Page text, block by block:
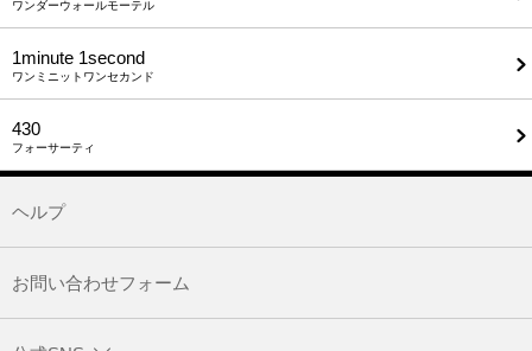
ワンダーウォールモーテル
1minute​ 1second
ワンミニットワンセカンド
430
フォーサーティ
ヘルプ
お問い合わせフォーム